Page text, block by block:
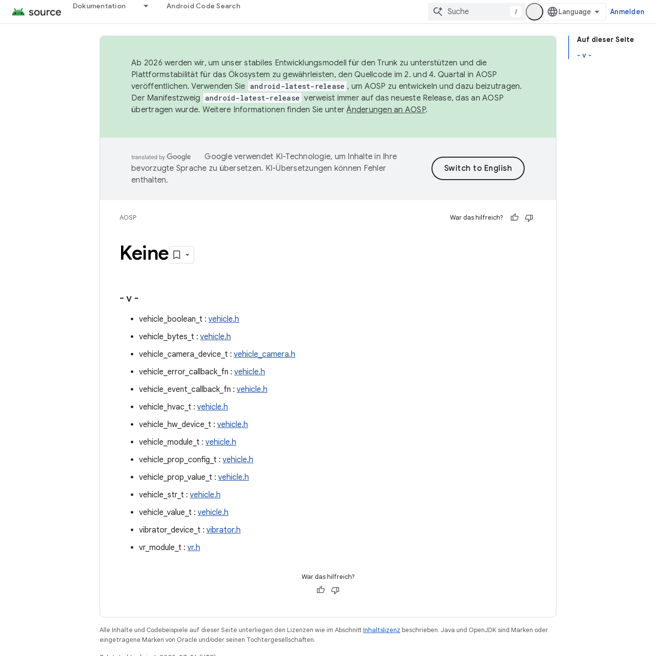
Dokumentation Android Code Search
/ Anmelden
Auf dieser Seite
- v -
Ab 2026 werden wir, um unser stabiles Entwicklungsmodell für den Trunk zu unterstützen und die
Plattformstabilität für das Ökosystem zu gewährleisten, den Quellcode im 2. und 4. Quartal in AOSP
veröffentlichen. Verwenden Sie android-latest-release , um AOSP zu entwickeln und dazu beizutragen.
Der Manifestzweig
android-latest-release verweist immer auf das neueste Release, das an AOSP
übertragen wurde. Weitere Informationen finden Sie unterÄnderungen an AOSP.
Google verwendet KI-Technologie, um Inhalte in Ihre
bevorzugte Sprache zu übersetzen. KI-Übersetzungen können Fehler
enthalten.
AOSP War das hilfreich?
Keine
- v -
vehicle_boolean_t : vehicle.h
vehicle_bytes_t : vehicle.h
vehicle_camera_device_t : vehicle_camera.h
vehicle_error_callback_fn : vehicle.h
vehicle_event_callback_fn : vehicle.h
vehicle_hvac_t : vehicle.h
vehicle_hw_device_t : vehicle.h
vehicle_module_t : vehicle.h
vehicle_prop_config_t : vehicle.h
vehicle_prop_value_t : vehicle.h
vehicle_str_t : vehicle.h
vehicle_value_t : vehicle.h
vibrator_device_t : vibrator.h
vr_module_t : vr.h
War das hilfreich?
Alle Inhalte und Codebeispiele auf dieser Seite unterliegen den Lizenzen wie im AbschnittInhaltslizenz beschrieben. Java und OpenJDK sind Marken oder
eingetragene Marken von Oracle und/oder seinen Tochtergesellschaften.